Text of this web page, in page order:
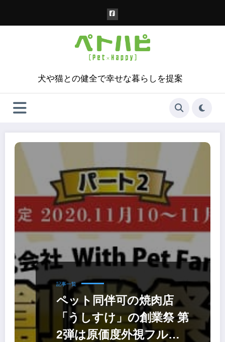
犬や猫との健全で幸せな暮らしを提案
記事一覧
ペット同伴可の焼肉店
「うしすけ」の創業祭 第
2弾は原価度外視フルサ